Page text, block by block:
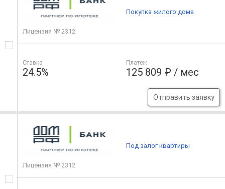
Лицензия № 2312
Ставка
24.5%
Платеж
125 809 ₽ / мес
Отправить заявку
Покупка жилого дома
Лицензия № 2312
Под залог квартиры